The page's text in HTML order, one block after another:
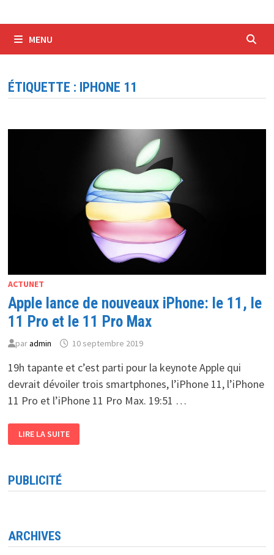
MENU
ÉTIQUETTE : IPHONE 11
ACTUNET
Apple lance de nouveaux iPhone: le 11, le
11 Pro et le 11 Pro Max
paradmin 10 septembre 2019
19h tapante et c’est parti pour la keynote Apple qui
devrait dévoiler trois smartphones, l’iPhone 11, l’iPhone
11 Pro et l’iPhone 11 Pro Max. 19:51 …
LANCE
DE
11,
LE
11
PRO
MAX
LIRE LA SUITE
PUBLICITÉ
ARCHIVES